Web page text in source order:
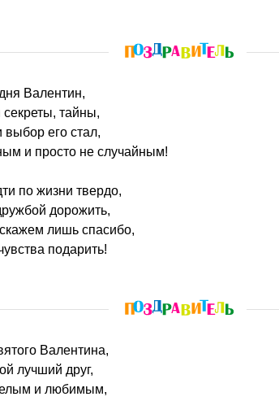
Валентин,
тайны,
его стал,
и просто не случайным!
по жизни твердо,
дорожить,
лишь спасибо,
подарить!
Валентина,
лучший друг,
и любимым,